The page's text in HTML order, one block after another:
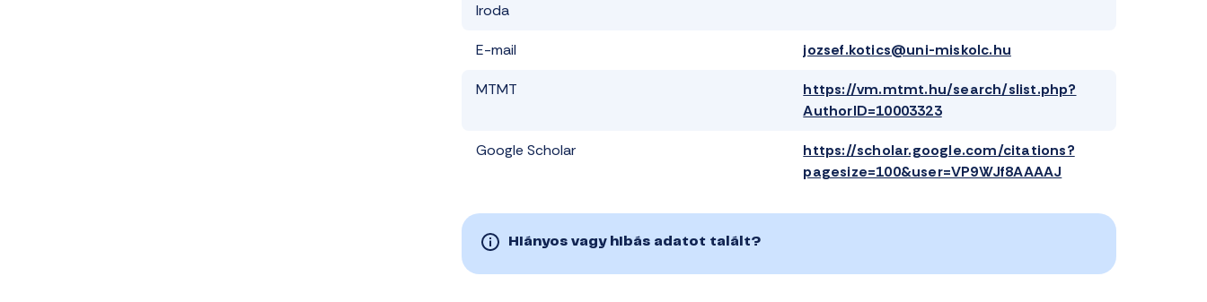
Iroda
E-mail jozsef.kotics@uni-miskolc.hu
MTMT
https://vm.mtmt.hu/search/slist.php?
AuthorID=10003323
Google Scholar
https://scholar.google.com/citations?
pagesize=100&user=VP9WJf8AAAAJ
Hiányos vagy hibás adatot talált?